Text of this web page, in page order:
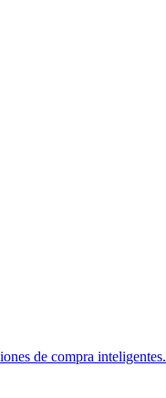
de compra inteligentes.